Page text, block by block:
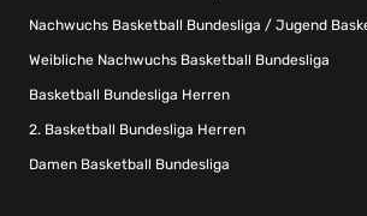
Nachwuchs Basketball Bundesliga / Jugend
Weibliche Nachwuchs Basketball Bundesliga
Basketball Bundesliga Herren
2. Basketball Bundesliga Herren
Damen Basketball Bundesliga